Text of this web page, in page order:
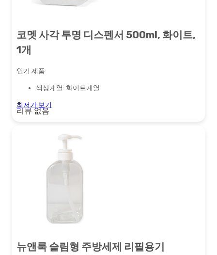
코멧 사각 투명 디스펜서 500ml, 화이트,
1개
인기 제품
색상계열: 화이트계열
최저가 보기
리뷰 없음
뉴앤룩 슬림형 주방세제 리필용기